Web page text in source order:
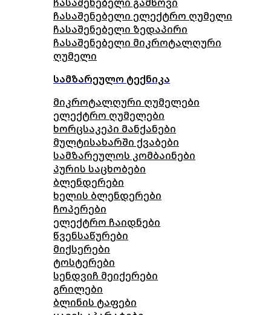
ჩასაშენებელი ელექტრო ღუმელი
ჩასაშენებელი ზედაპირი
ჩასაშენებელი მიკროტალღური
ღუმელი
სამზარეულო ტექნიკა
მიკროტალღური ღუმელები
ელექტრო ღუმელები
ხორცსაკეპი მანქანები
მულტისახარში ქვაბები
სამზარეულოს კომბაინები
პურის საცხობები
ბლენდერები
ხელის ბლენდერები
ჩოპერები
ელექტრო ჩაიდნები
წვენსაწურები
მიქსერები
ტოსტერები
სენდვიჩ მეიქერები
გრილები
ბლინის ტაფები